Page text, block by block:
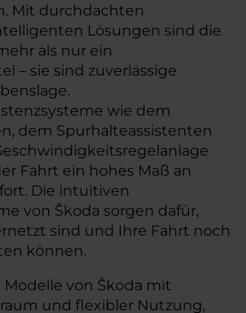
Mit durchdachten
Lösungen sind die
als nur ein
– sie sind zuverlässige
wie dem
dem Spurhalteassistenten
Fahrt ein hohes Maß an
Die intuitiven
von Škoda sorgen dafür,
sind und Ihre Fahrt noch
können.
von Škoda mit
und flexibler Nutzung,